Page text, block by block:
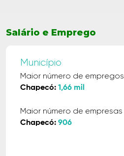
Salário e Emprego
Município
Maior número de empregos
Chapecó:1,66 mil
Maior número de empresas
Chapecó:906